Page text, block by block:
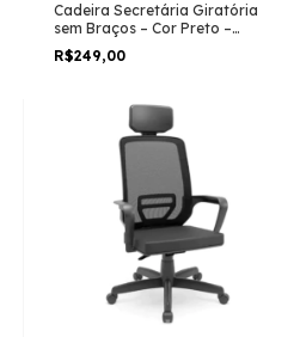
Cadeira Secretária Giratória
sem Braços – Cor Preto –
MARTIFLEX – 42003
R$249,00